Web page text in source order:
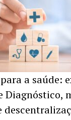
a saúde:
Diagnóstico,